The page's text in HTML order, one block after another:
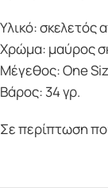
Υλικό: σκελετός
Χρώμα: μαύρος
Μέγεθος: One
Βάρος: 34 γρ.
Σε περίπτωση